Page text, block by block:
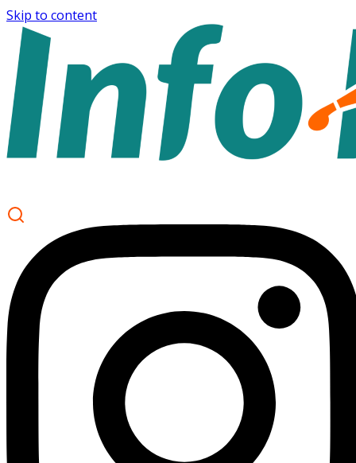
Skip to content